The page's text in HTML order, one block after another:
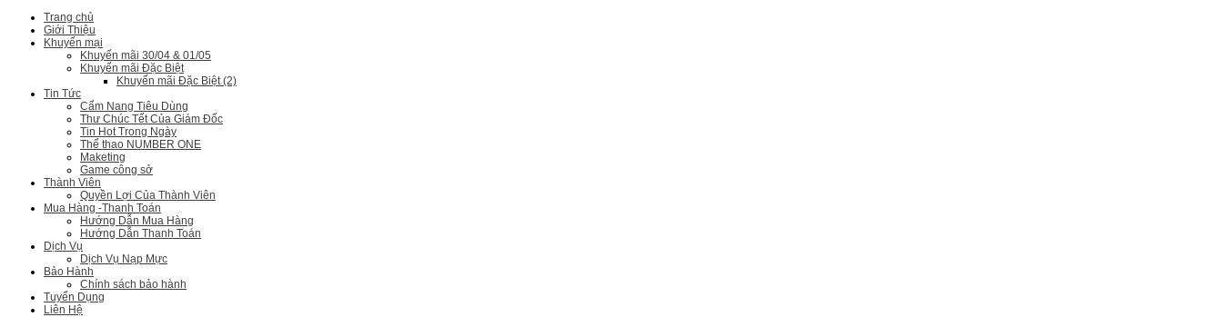
Trang chủ
Giới Thiệu
Khuyến mại
Khuyến mãi 30/04 & 01/05
Khuyến mãi Đặc Biệt
Khuyến mãi Đặc Biệt (2)
Tin Tức
Cẩm Nang Tiêu Dùng
Thư Chúc Tết Của Giám Đốc
Tin Hot Trong Ngày
Thể thao NUMBER ONE
Maketing
Game công sở
Thành Viên
Quyền Lợi Của Thành Viên
Mua Hàng -Thanh Toán
Hướng Dẫn Mua Hàng
Hướng Dẫn Thanh Toán
Dịch Vụ
Dịch Vụ Nạp Mực
Bảo Hành
Chính sách bảo hành
Tuyển Dụng
Liên Hệ